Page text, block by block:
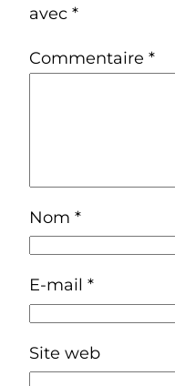
avec *
Commentaire *
Nom *
E-mail *
Site web